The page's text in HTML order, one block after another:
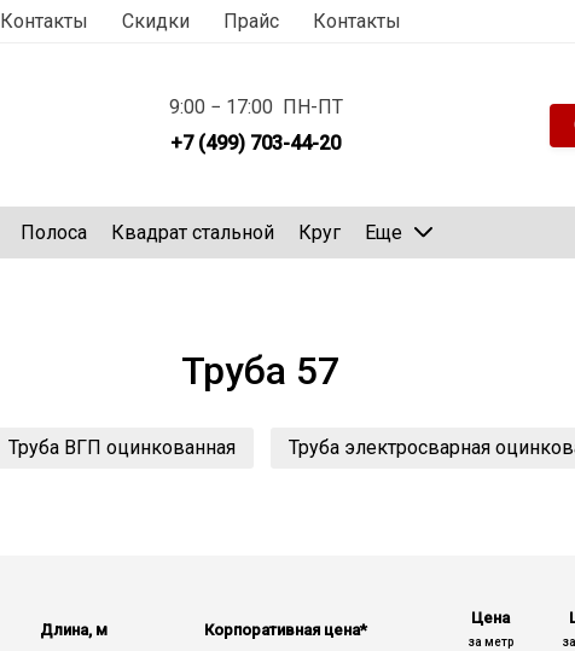
Контакты Скидки Прайс Контакты
9:00 − 17:00 ПН-ПТ
+7 (499) 703-44-20
Полоса Квадрат стальной Круг Еще
Труба 57
Труба ВГП оцинкованная Труба электросварная
Длина, м Корпоративная цена*
Цена
за метр